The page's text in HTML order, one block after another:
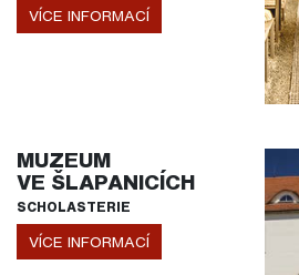
VÍCE INFORMACÍ
MUZEUM
VE ŠLAPANICÍCH
SCHOLASTERIE
VÍCE INFORMACÍ